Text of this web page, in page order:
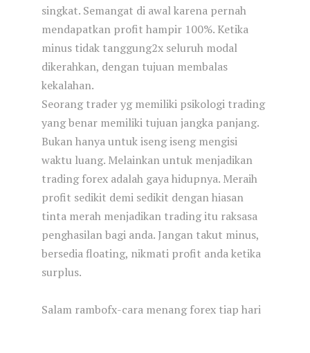
singkat. Semangat di awal karena pernah
mendapatkan profit hampir 100%. Ketika
minus tidak tanggung2x seluruh modal
dikerahkan, dengan tujuan membalas
kekalahan.
Seorang trader yg memiliki psikologi trading
yang benar memiliki tujuan jangka panjang.
Bukan hanya untuk iseng iseng mengisi
waktu luang. Melainkan untuk menjadikan
trading forex adalah gaya hidupnya. Meraih
profit sedikit demi sedikit dengan hiasan
tinta merah menjadikan trading itu raksasa
penghasilan bagi anda. Jangan takut minus,
bersedia floating, nikmati profit anda ketika
surplus.
Salam rambofx-cara menang forex tiap hari